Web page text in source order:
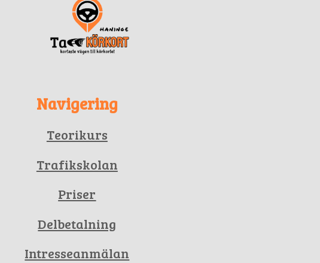
Navigering
Teorikurs
Trafikskolan
Priser
Delbetalning
Intresseanmälan